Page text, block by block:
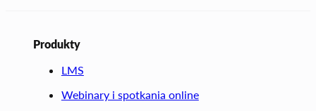
Produkty
LMS
Webinary i spotkania online